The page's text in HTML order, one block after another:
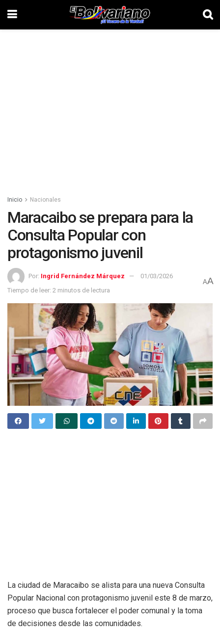
Inicio Nacionales
Maracaibo se prepara para la
Consulta Popular con
protagonismo juvenil
Por: Ingrid Fernández Márquez
01/03/2026
Tiempo de leer: 2 minutos de lectura
AA
La ciudad de Maracaibo se alista para una nueva Consulta
Popular Nacional con protagonismo juvenil este 8 de marzo,
proceso que busca fortalecer el poder comunal y la toma
de decisiones desde las comunidades.